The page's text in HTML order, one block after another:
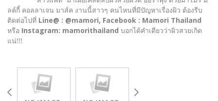
ลค์กี้ คอลลาเจน มาส์ค งานนี้สาวๆ คนไหนที่มีปัญหาเรื่องผิว ต้องรีบ
ติดต่อไปที่ Line@ : @mamori, Facebook : Mamori Thailand
หรือ Instagram: mamorithailand บอกได้คำเดียวว่าผิวสวยเกิด
แน่!!!